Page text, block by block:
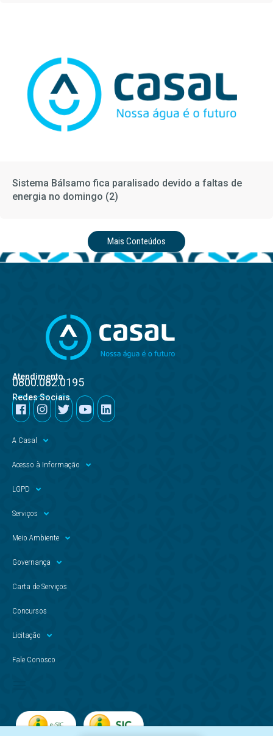
Sistema Bálsamo fica paralisado devido a faltas de
energia no domingo (2)
Mais Conteúdos
Atendimento
0800.082.0195
Redes Sociais
A Casal
Acesso à Informação
LGPD
Serviços
Meio Ambiente
Governança
Carta de Serviços
Concursos
Licitação
Fale Conosco